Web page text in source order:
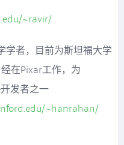
~ravir/
学者，目前为斯坦福大学
在Pixar工作，为
发者之一
~hanrahan/